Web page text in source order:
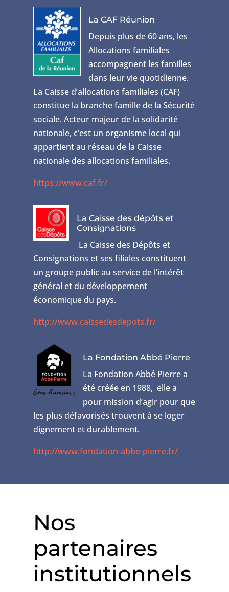
La CAF Réunion
Depuis plus de 60 ans, les
Allocations familiales
accompagnent les familles
dans leur vie quotidienne.
La Caisse d’allocations familiales (CAF)
constitue la branche famille de la Sécurité
sociale. Acteur majeur de la solidarité
nationale, c’est un organisme local qui
appartient au réseau de la Caisse
nationale des allocations familiales.
https://www.caf.fr/
La Caisse des dépôts et
Consignations
La Caisse des Dépôts et
Consignations et ses filiales constituent
un groupe public au service de l’intérêt
général et du développement
économique du pays.
http://www.caissedesdepots.fr/
La Fondation Abbé Pierre
La Fondation Abbé Pierre a
été créée en 1988, elle a
pour mission d’agir pour que
les plus défavorisés trouvent à se loger
dignement et durablement.
http://www.fondation-abbe-pierre.fr/
Nos
partenaires
institutionnels